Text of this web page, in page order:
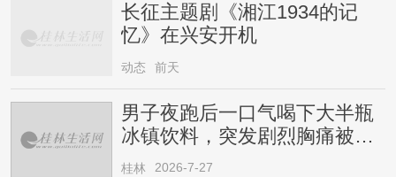
长征主题剧《湘江1934的记
忆》在兴安开机
动态 前天
男子夜跑后一口气喝下大半瓶
冰镇饮料，突发剧烈胸痛被送
医！医生提醒→
桂林 2026-7-27